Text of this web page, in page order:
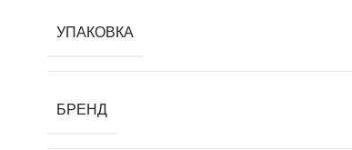
УПАКОВКА
БРЕНД